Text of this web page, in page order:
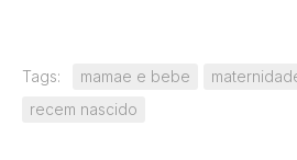
Tags: mamae e bebe
recem nascido